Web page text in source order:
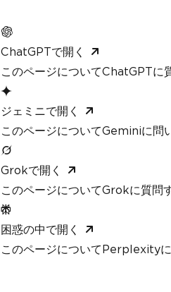
ChatGPTで開く
このページについてChatGPTに
ジェミニで開く
このページについてGeminiに問
Grokで開く
このページについてGrokに質問
困惑の中で開く
このページについてPerplexity